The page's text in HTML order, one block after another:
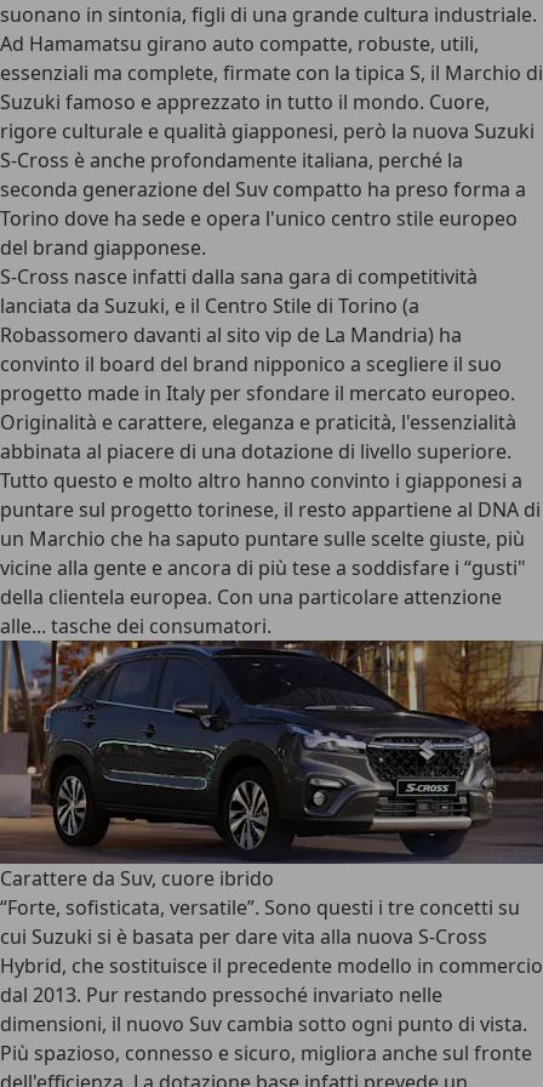
suonano in sintonia, figli di una grande cultura industriale.
Ad Hamamatsu girano auto compatte, robuste, utili,
essenziali ma complete, firmate con la tipica S, il Marchio di
Suzuki famoso e apprezzato in tutto il mondo. Cuore,
rigore culturale e qualità giapponesi, però la nuova Suzuki
S-Cross è anche profondamente italiana, perché la
seconda generazione del Suv compatto ha preso forma a
Torino dove ha sede e opera l'unico centro stile europeo
del brand giapponese.
S-Cross nasce infatti dalla sana gara di competitività
lanciata da Suzuki, e il Centro Stile di Torino (a
Robassomero davanti al sito vip de La Mandria) ha
convinto il board del brand nipponico a scegliere il suo
progetto made in Italy per sfondare il mercato europeo.
Originalità e carattere, eleganza e praticità, l'essenzialità
abbinata al piacere di una dotazione di livello superiore.
Tutto questo e molto altro hanno convinto i giapponesi a
puntare sul progetto torinese, il resto appartiene al DNA di
un Marchio che ha saputo puntare sulle scelte giuste, più
vicine alla gente e ancora di più tese a soddisfare i “gusti"
della clientela europea. Con una particolare attenzione
alle... tasche dei consumatori.
Carattere da Suv, cuore ibrido
“Forte, sofisticata, versatile”. Sono questi i tre concetti su
cui Suzuki si è basata per dare vita alla nuova S-Cross
Hybrid, che sostituisce il precedente modello in commercio
dal 2013. Pur restando pressoché invariato nelle
dimensioni, il nuovo Suv cambia sotto ogni punto di vista.
Più spazioso, connesso e sicuro, migliora anche sul fronte